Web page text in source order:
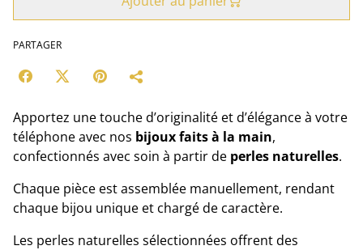
PARTAGER
Apportez une touche d’originalité et d’élégance à votre
téléphone avec nos bijoux faits à la main,
confectionnés avec soin à partir de perles naturelles.
Chaque pièce est assemblée manuellement, rendant
chaque bijou unique et chargé de caractère.
Les perles naturelles sélectionnées offrent des